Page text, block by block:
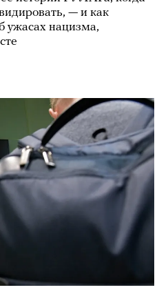
— и как
ужасах нацизма,